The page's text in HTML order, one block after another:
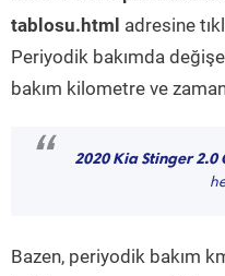
tablosu.html adresine
Periyodik bakımda
bakım kilometre ve
“ 2020 Kia Stinger 2.0
Bazen, periyodik bakım